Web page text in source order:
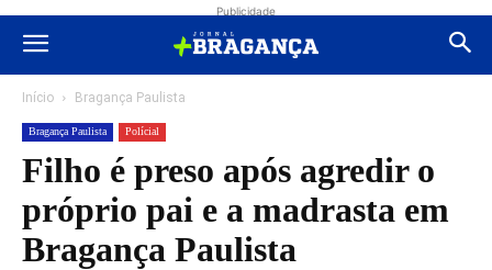
Publicidade
Início Bragança Paulista
Bragança Paulista Polícial
Filho é preso após agredir o
próprio pai e a madrasta em
Bragança Paulista